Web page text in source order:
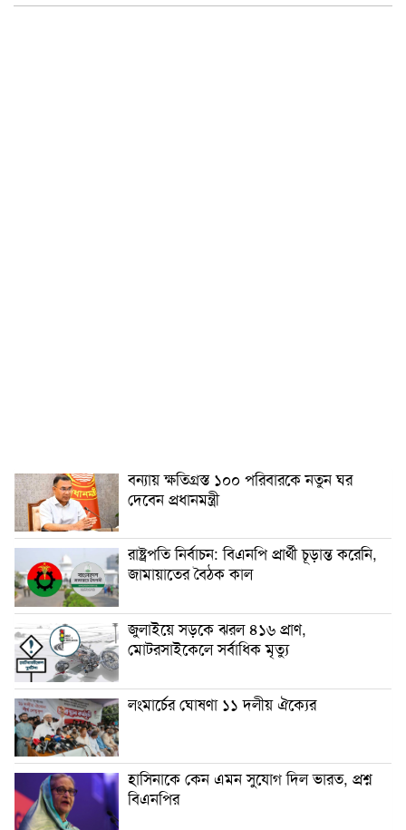
বন্যায় ক্ষতিগ্রস্ত ১০০ পরিবারকে নতুন ঘর
দেবেন প্রধানমন্ত্রী
রাষ্ট্রপতি নির্বাচন: বিএনপি প্রার্থী চূড়ান্ত করেনি,
জামায়াতের বৈঠক কাল
জুলাইয়ে সড়কে ঝরল ৪১৬ প্রাণ,
মোটরসাইকেলে সর্বাধিক মৃত্যু
লংমার্চের ঘোষণা ১১ দলীয় ঐক্যের
হাসিনাকে কেন এমন সুযোগ দিল ভারত, প্রশ্ন
বিএনপির